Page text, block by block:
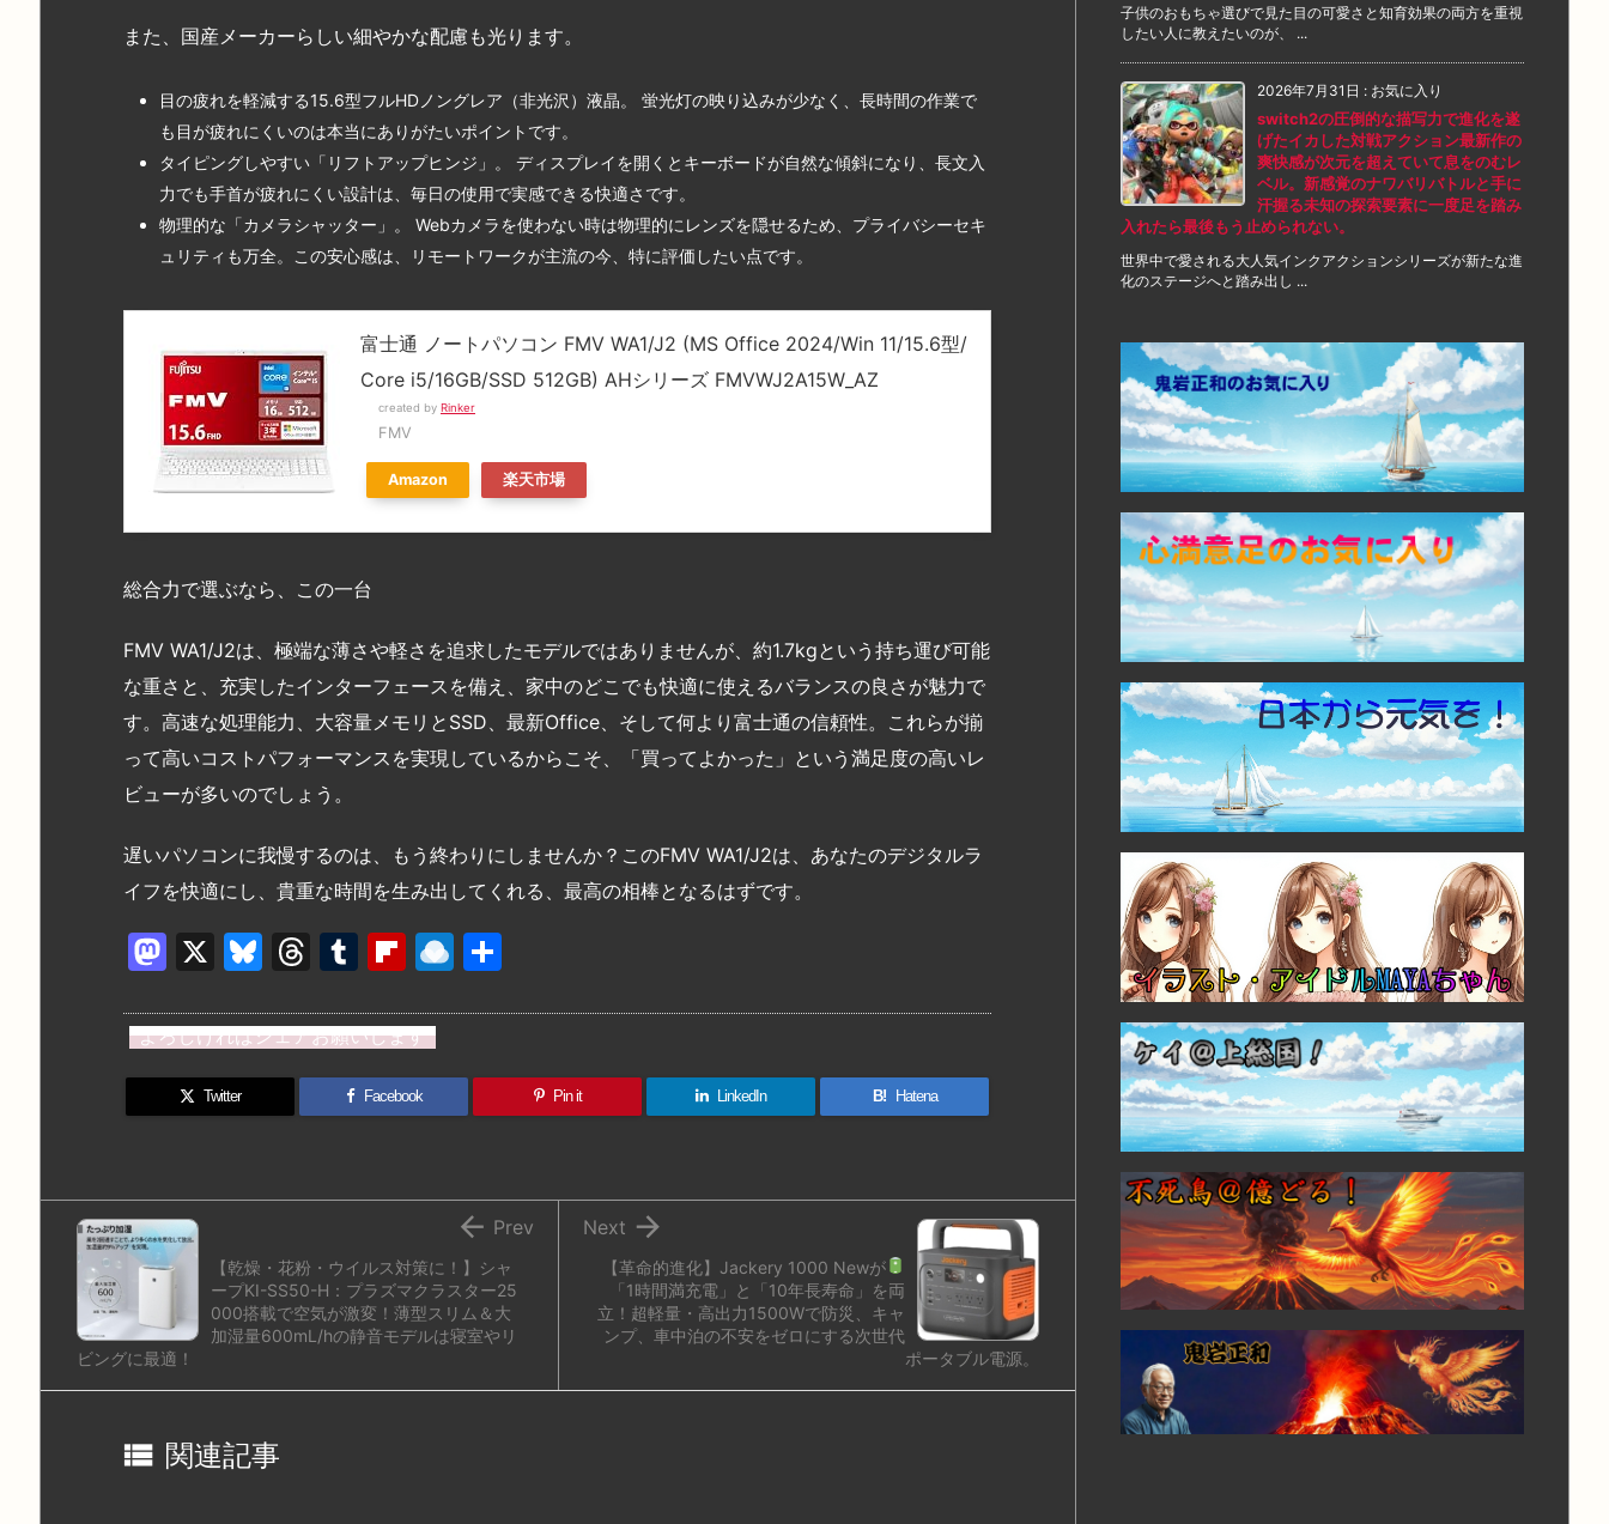
また、国産メーカーらしい細やかな配慮も光ります。
目の疲れを軽減する15.6型フルHDノングレア（非光沢）液晶。 蛍光灯の映り込みが少なく、長時間の作業で
も目が疲れにくいのは本当にありがたいポイントです。
タイピングしやすい「リフトアップヒンジ」。 ディスプレイを開くとキーボードが自然な傾斜になり、長文入
力でも手首が疲れにくい設計は、毎日の使用で実感できる快適さです。
物理的な「カメラシャッター」。 Webカメラを使わない時は物理的にレンズを隠せるため、プライバシーセキ
ュリティも万全。この安心感は、リモートワークが主流の今、特に評価したい点です。
富士通 ノートパソコン FMV WA1/J2 (MS Office 2024/Win 11/15.6型/
Core i5/16GB/SSD 512GB) AHシリーズ FMVWJ2A15W_AZ
created by Rinker
FMV
Amazon 楽天市場
総合力で選ぶなら、この一台
FMV WA1/J2は、極端な薄さや軽さを追求したモデルではありませんが、約1.7kgという持ち運び可能
な重さと、充実したインターフェースを備え、家中のどこでも快適に使えるバランスの良さが魅力で
す。高速な処理能力、大容量メモリとSSD、最新Office、そして何より富士通の信頼性。これらが揃
って高いコストパフォーマンスを実現しているからこそ、「買ってよかった」という満足度の高いレ
ビューが多いのでしょう。
遅いパソコンに我慢するのは、もう終わりにしませんか？このFMV WA1/J2は、あなたのデジタルラ
イフを快適にし、貴重な時間を生み出してくれる、最高の相棒となるはずです。
M
st
o
d
X
Bl
e
s
k
T
e
a
d
T
m
bl
r
Fl
b
o
ar
R
n
dr
o
よろしければシェアお願いします
Twitter Facebook Pin it LinkedIn B! Hatena
【革命的進化】Jackery 1000 Newが
「1時間満充電」と「10年長寿命」を両
立！超軽量・高出力1500Wで防災、キャ
ンプ、車中泊の不安をゼロにする次世代
ポータブル電源。

Next
【乾燥・花粉・ウイルス対策に！】シャ
ープKI-SS50-H：プラズマクラスター25
000搭載で空気が激変！薄型スリム＆大
加湿量600mL/hの静音モデルは寝室やリ
ビングに最適！
 Prev
 関連記事
子供のおもちゃ選びで見た目の可愛さと知育効果の両方を重視
したい人に教えたいのが、 ...
2026年7月31日 : お気に入り
switch2の圧倒的な描写力で進化を遂
げたイカした対戦アクション最新作の
爽快感が次元を超えていて息をのむレ
ベル。新感覚のナワバリバトルと手に
汗握る未知の探索要素に一度足を踏み
入れたら最後もう止められない。
世界中で愛される大人気インクアクションシリーズが新たな進
化のステージへと踏み出し ...